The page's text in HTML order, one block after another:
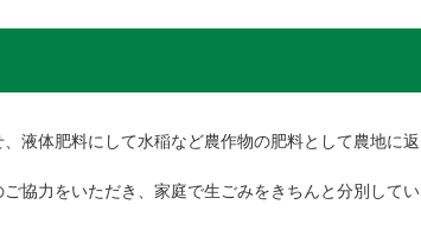
液体肥料にして水稲など農作物の肥料として農地に返
協力をいただき、家庭で生ごみをきちんと分別してい